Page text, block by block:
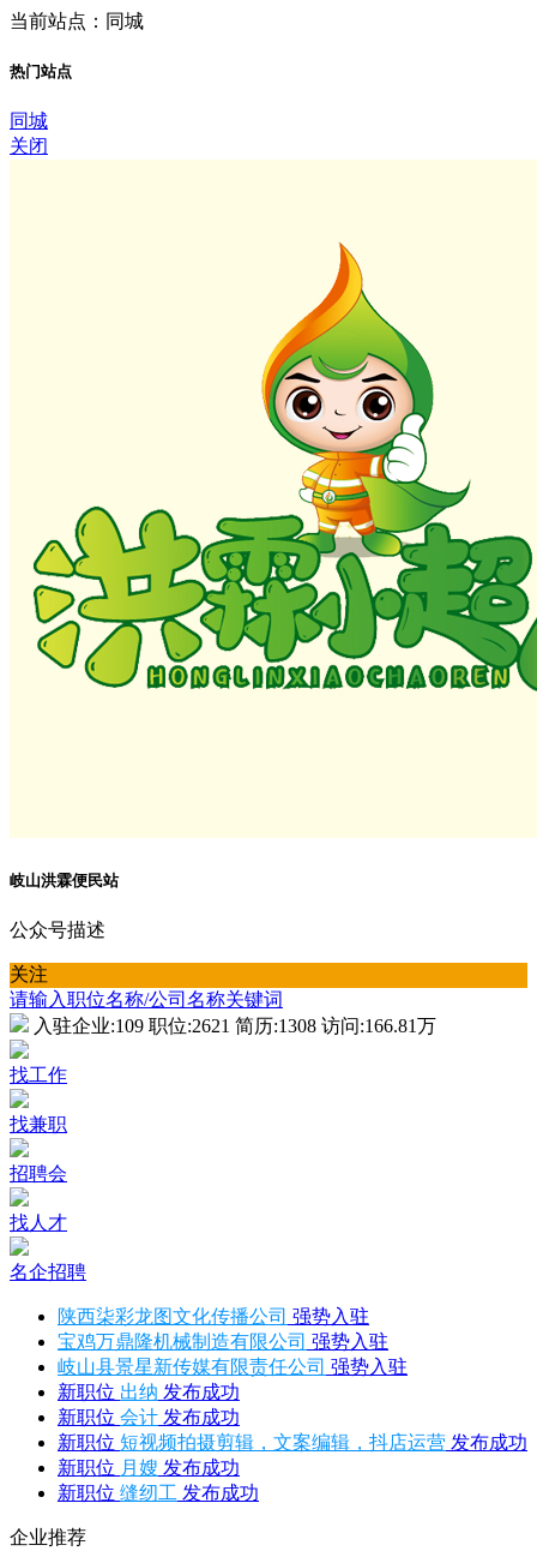
当前站点：同城
热门站点
同城
关闭
岐山洪霖便民站
公众号描述
关注
请输入职位名称/公司名称关键词
入驻企业:109 职位:2621 简历:1308 访问:166.81万
找工作
找兼职
招聘会
找人才
名企招聘
陕西柒彩龙图文化传播公司 强势入驻
宝鸡万鼎隆机械制造有限公司 强势入驻
岐山县景星新传媒有限责任公司 强势入驻
新职位 出纳 发布成功
新职位 会计 发布成功
新职位 短视频拍摄剪辑，文案编辑，抖店运营 发布成功
新职位 月嫂 发布成功
新职位 缝纫工 发布成功
企业推荐